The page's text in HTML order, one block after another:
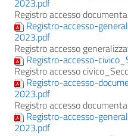
2023.pdf
Registro accesso
Registro-accesso-
2023.pdf
Registro accesso
Registro-accesso-
Registro accesso
Registro-accesso-
2023.pdf
Registro accesso
Registro-accesso-
2023.pdf